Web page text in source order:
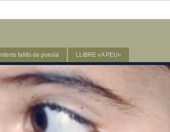
Intents fallits de poesia LLIBRE «A PEU»